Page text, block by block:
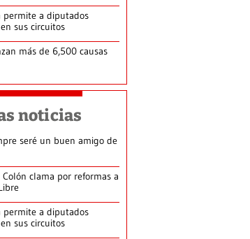
permite a diputados
sus circuitos
más de 6,500 causas
noticias
seré un buen amigo de
clama por reformas a
permite a diputados
sus circuitos